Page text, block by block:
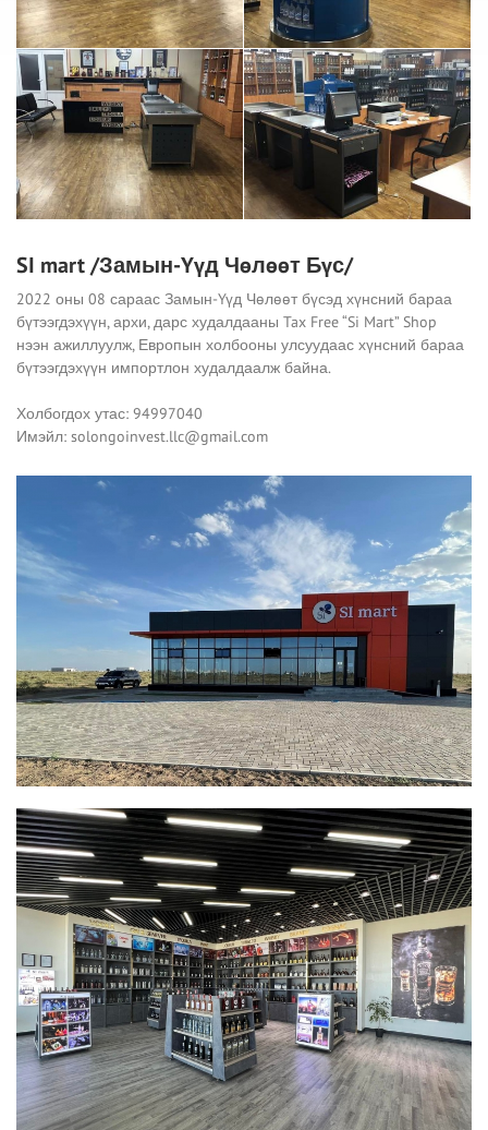
SI mart /Замын-Үүд Чөлөөт Бүс/
2022 оны 08 сараас Замын-Үүд Чөлөөт бүсэд хүнсний бараа
бүтээгдэхүүн, архи, дарс худалдааны Tax Free “Si Mart” Shop
нээн ажиллуулж, Европын холбооны улсуудаас хүнсний бараа
бүтээгдэхүүн импортлон худалдаалж байна.
Холбогдох утас: 94997040
Имэйл: solongoinvest.llc@gmail.com